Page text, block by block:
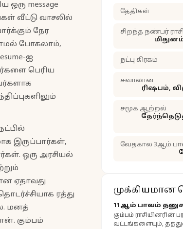
message
வீட்டு வாசலில்
நேர
போகலாம்,
ஐ
பெரிய
இருப்பார்கள்,
ஒரு அரசியல்
ஏதாவது
ரத்து
மனத்
கும்பம்
தேதிகள்
சிறந்த நண்பர்
நட்பு கிரகம்
சவாலான
ரிஷபம்,
சமூக ஆற்றல்
வேதகால 3ஆம்
11ஆம் பாவம்
கும்பம் ராசியினரின்
வட்டங்களையும்,